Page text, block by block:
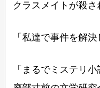
クラスメイトが殺さ
「私達で事件を解
「まるでミステリ